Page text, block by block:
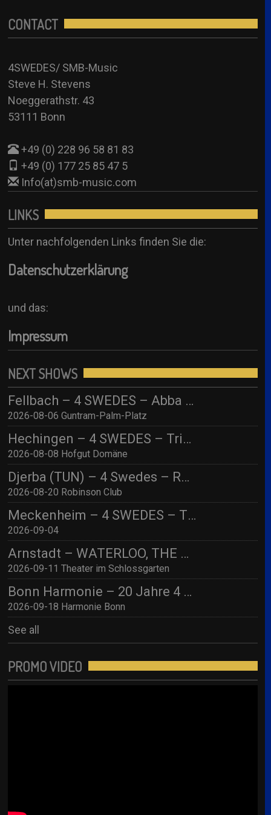
Annette Hessel – SUB (Anni-Frid)
4SW Sub
+49 (0) 228 96 58 81 83
+49 (0) 177 25 85 47 5
Booking Formular
CONTACT
4SWEDES/ SMB-Music
Steve H. Stevens
Noeggerathstr. 43
53111 Bonn
+49 (0) 228 96 58 81 83
+49 (0) 177 25 85 47 5
Info(at)smb-music.com
LINKS
Unter nachfolgenden Links finden Sie die:
Datenschutzerklärung
und das:
Impressum
NEXT SHOWS
Fellbach – 4 SWEDES – Abba Tribute / Live im Park 2026
2026-08-06 Guntram-Palm-Platz
Hechingen – 4 SWEDES – Tribute to ABBA/ Hofgut Domäne
2026-08-08 Hofgut Domäne
Djerba (TUN) – 4 Swedes – Robinson Djerba Bahia
2026-08-20 Robinson Club
Meckenheim – 4 SWEDES – TBA
2026-09-04
Arnstadt – WATERLOO, THE ABBA SHOW (by 4 Swedes – A Tribute To Abba) mit Streichquartett
2026-09-11 Theater im Schlossgarten
Bonn Harmonie – 20 Jahre 4 SWEDES – A Tribute to Abba / Jubiläumskonzert!
2026-09-18 Harmonie Bonn
See all
PROMO VIDEO